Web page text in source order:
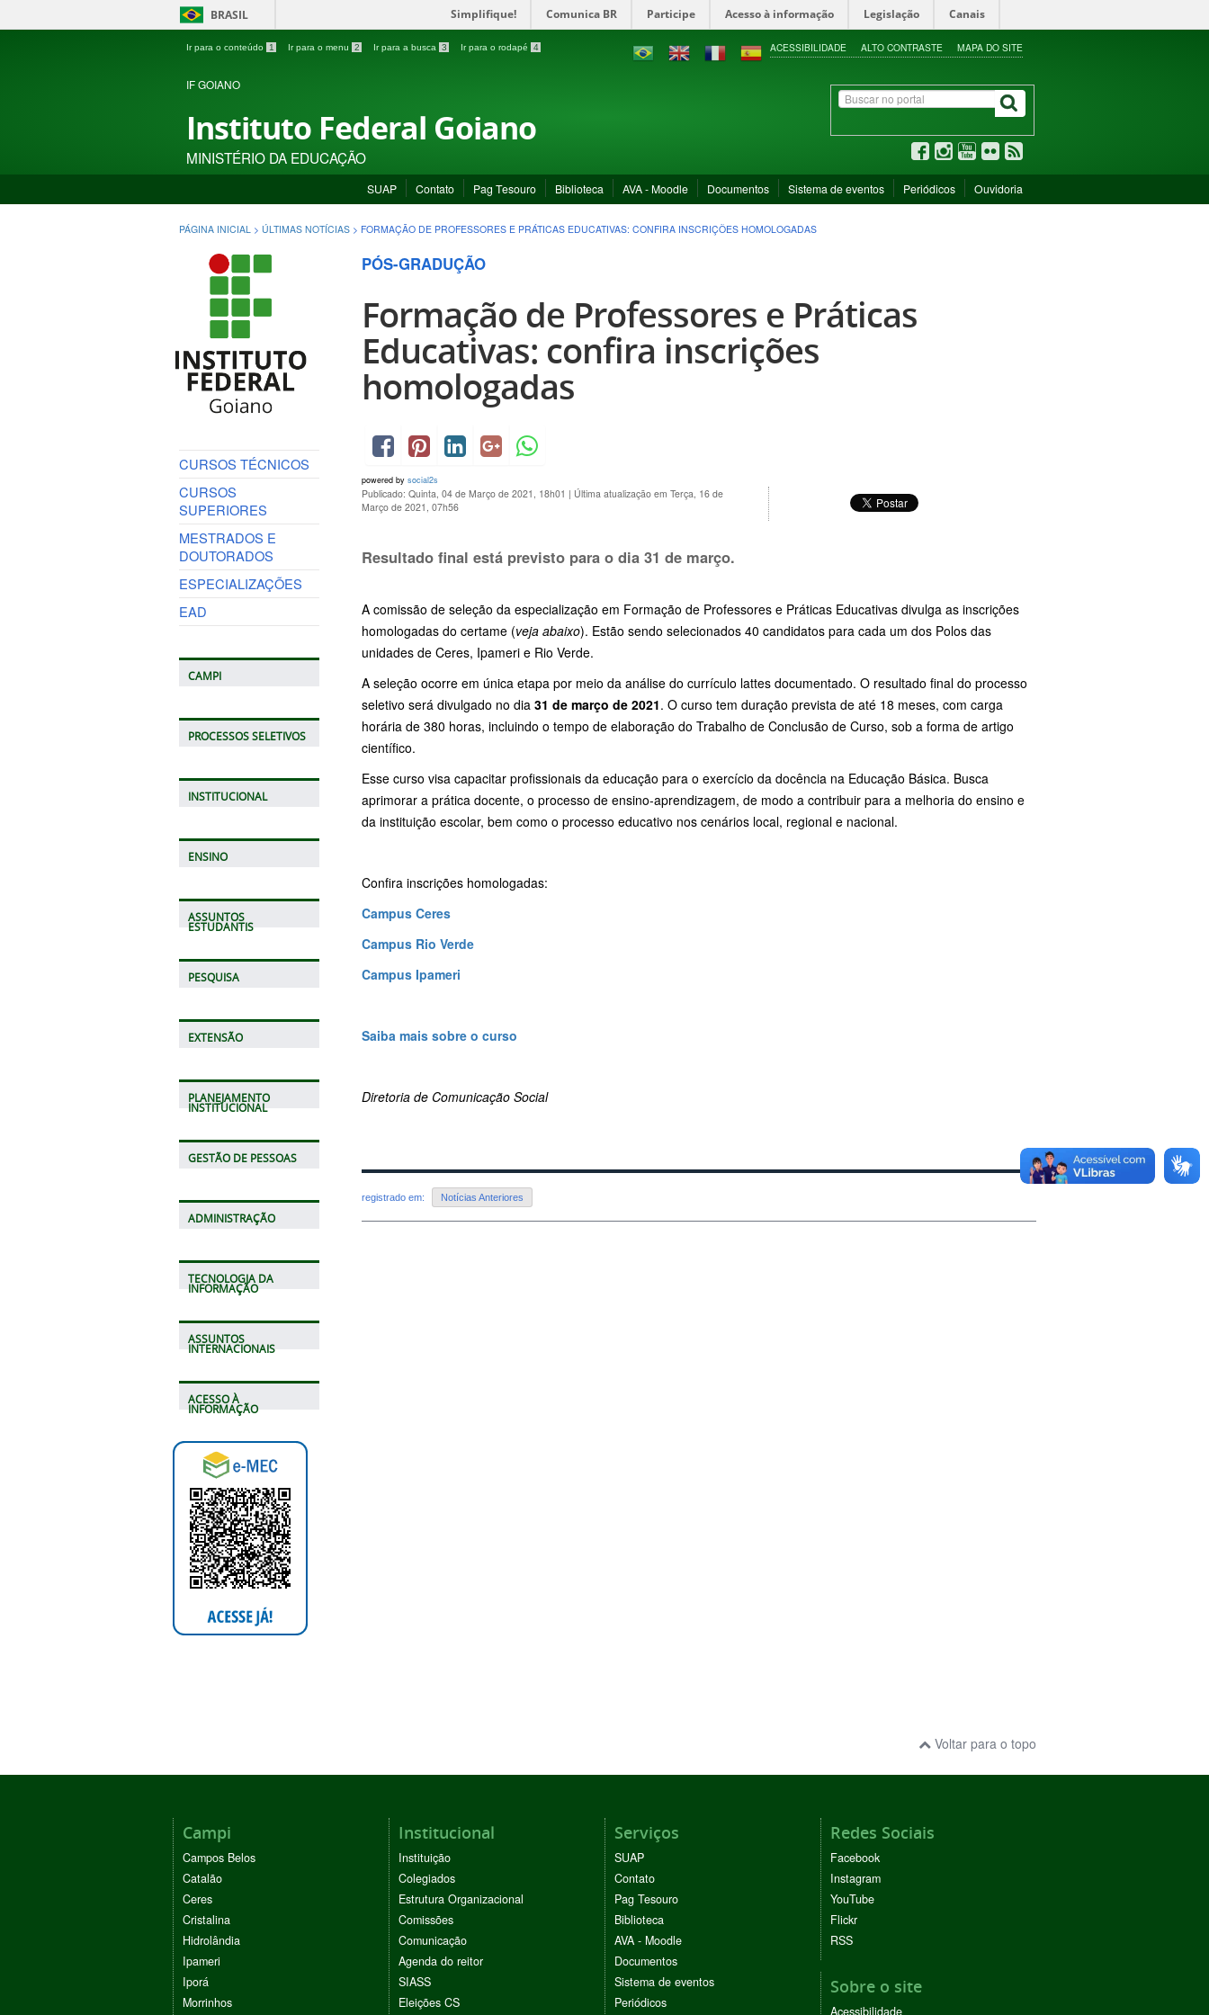
BRASIL Simplifique! Comunica BR Participe Acesso à informação Legislação Canais
Ir para o conteúdo 1 Ir para o menu 2 Ir para a busca 3 Ir para o rodapé 4 ACESSIBILIDADE ALTO CONTRASTE MAPA DO SITE
IF GOIANO
Instituto Federal Goiano
MINISTÉRIO DA EDUCAÇÃO
SUAP Contato Pag Tesouro Biblioteca AVA - Moodle Documentos Sistema de eventos Periódicos Ouvidoria
PÁGINA INICIAL > ÚLTIMAS NOTÍCIAS > FORMAÇÃO DE PROFESSORES E PRÁTICAS EDUCATIVAS: CONFIRA INSCRIÇÕES HOMOLOGADAS
CURSOS TÉCNICOS
CURSOS
SUPERIORES
MESTRADOS E
DOUTORADOS
ESPECIALIZAÇÕES
EAD
CAMPI
PROCESSOS SELETIVOS
INSTITUCIONAL
ENSINO
ASSUNTOS
ESTUDANTIS
PESQUISA
EXTENSÃO
PLANEJAMENTO
INSTITUCIONAL
GESTÃO DE PESSOAS
ADMINISTRAÇÃO
TECNOLOGIA DA
INFORMAÇÃO
ASSUNTOS
INTERNACIONAIS
ACESSO À
INFORMAÇÃO
PÓS-GRADUÇÃO
Formação de Professores e Práticas
Educativas: confira inscrições
homologadas
powered by social2s
Publicado: Quinta, 04 de Março de 2021, 18h01 | Última atualização em Terça, 16 de
Março de 2021, 07h56
Resultado final está previsto para o dia 31 de março.
A comissão de seleção da especialização em Formação de Professores e Práticas Educativas divulga as inscrições
homologadas do certame (veja abaixo). Estão sendo selecionados 40 candidatos para cada um dos Polos das
unidades de Ceres, Ipameri e Rio Verde.
A seleção ocorre em única etapa por meio da análise do currículo lattes documentado. O resultado final do processo
seletivo será divulgado no dia 31 de março de 2021. O curso tem duração prevista de até 18 meses, com carga
horária de 380 horas, incluindo o tempo de elaboração do Trabalho de Conclusão de Curso, sob a forma de artigo
científico.
Esse curso visa capacitar profissionais da educação para o exercício da docência na Educação Básica. Busca
aprimorar a prática docente, o processo de ensino-aprendizagem, de modo a contribuir para a melhoria do ensino e
da instituição escolar, bem como o processo educativo nos cenários local, regional e nacional.
Confira inscrições homologadas:
Campus Ceres
Campus Rio Verde
Campus Ipameri
Saiba mais sobre o curso
Diretoria de Comunicação Social
registrado em: Notícias Anteriores
Voltar para o topo
Campi
Campos Belos
Catalão
Ceres
Cristalina
Hidrolândia
Ipameri
Iporá
Morrinhos
Institucional
Instituição
Colegiados
Estrutura Organizacional
Comissões
Comunicação
Agenda do reitor
SIASS
Eleições CS
Serviços
SUAP
Contato
Pag Tesouro
Biblioteca
AVA - Moodle
Documentos
Sistema de eventos
Periódicos
Redes Sociais
Facebook
Instagram
YouTube
Flickr
RSS
Sobre o site